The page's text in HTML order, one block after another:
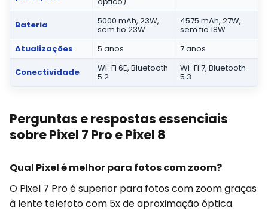
Bateria 5000 mAh, 23W,
sem fio 23W
4575 mAh, 27W,
sem fio 18W
Atualizações
5 anos 7 anos
Conectividade Wi-Fi 6E, Bluetooth
5.2
Wi-Fi 7, Bluetooth
5.3
Perguntas e respostas essenciais
sobre Pixel 7 Pro e Pixel 8
Qual Pixel é melhor para fotos com zoom?
O Pixel 7 Pro é superior para fotos com zoom graças
à lente telefoto com 5x de aproximação óptica.